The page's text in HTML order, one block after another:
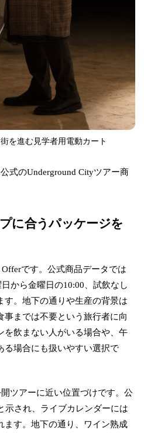
を進む見学者用電動カート
式のUnderground Cityツアー商
に合うパッケージを
です。公式商品データでは
から金曜日の10:00、試飲なし
す。地下の通りや生産の背景は
事までは不要という旅行者に向
を飲まない人がいる場合や、午
る場合にも扱いやすい選択で
ツアーに近い位置づけです。公
示され、ライブカレンダーには
ます。地下の通り、ワイン熟成